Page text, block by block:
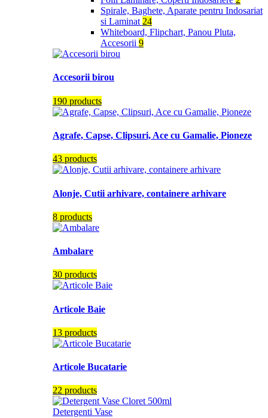
Spirale, Baghete, Aparate pentru Indosariat
si Laminat 24
Whiteboard, Flipchart, Panou Pluta,
Accesorii 9
Accesorii birou
190 products
Agrafe, Capse, Clipsuri, Ace cu Gamalie, Pioneze
43 products
Alonje, Cutii arhivare, containere arhivare
8 products
Ambalare
30 products
Articole Baie
13 products
Articole Bucatarie
22 products
Detergenti Vase